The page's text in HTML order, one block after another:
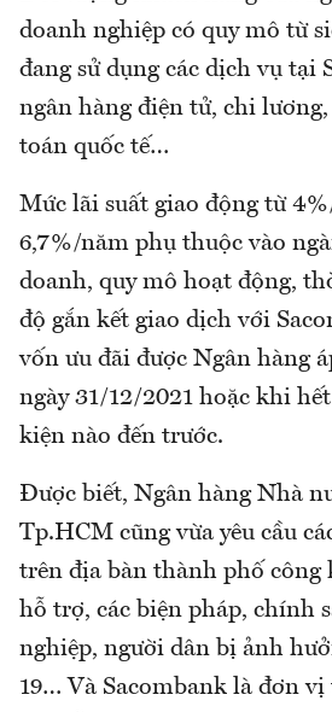
doanh nghiệp có quy mô từ
đang sử dụng các dịch vụ tại
ngân hàng điện tử, chi
toán quốc tế…
Mức lãi suất giao động từ
6,7%/năm phụ thuộc vào
doanh, quy mô hoạt động,
độ gắn kết giao dịch với
vốn ưu đãi được Ngân hàng
ngày 31/12/2021 hoặc khi
kiện nào đến trước.
Được biết, Ngân hàng Nhà
Tp.HCM cũng vừa yêu cầu
trên địa bàn thành phố công
hỗ trợ, các biện pháp, chính
nghiệp, người dân bị ảnh
19… Và Sacombank là đơn